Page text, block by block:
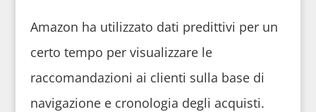
Amazon ha utilizzato dati predittivi per un
certo tempo per visualizzare le
raccomandazioni ai clienti sulla base di
navigazione e cronologia degli acquisti.